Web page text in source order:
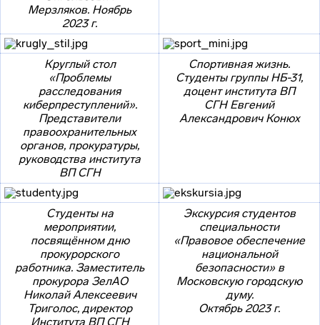
Мерзляков. Ноябрь
2023 г.
Круглый стол
«Проблемы
расследования
киберпреступлений».
Представители
правоохранительных
органов, прокуратуры,
руководства института
ВП СГН
Спортивная жизнь.
Студенты группы НБ-31,
доцент института ВП
СГН Евгений
Александрович Конюх
Студенты на
мероприятии,
посвящённом дню
прокурорского
работника. Заместитель
прокурора ЗелАО
Николай Алексеевич
Триголос, директор
Института ВП СГН
Экскурсия студентов
специальности
«Правовое обеспечение
национальной
безопасности» в
Московскую городскую
думу.
Октябрь 2023 г.